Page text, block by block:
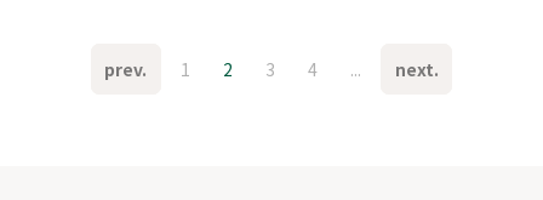
prev. 1 2 3 4 ... next.